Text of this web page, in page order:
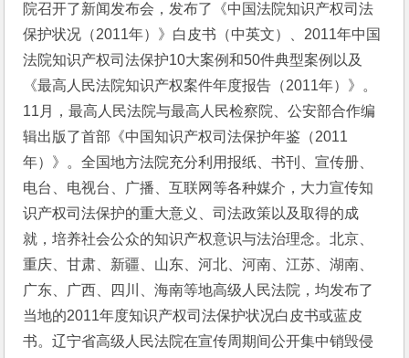
院召开了新闻发布会，发布了《中国法院知识产权司法
保护状况（2011年）》白皮书（中英文）、2011年中国
法院知识产权司法保护10大案例和50件典型案例以及
《最高人民法院知识产权案件年度报告（2011年）》。
11月，最高人民法院与最高人民检察院、公安部合作编
辑出版了首部《中国知识产权司法保护年鉴（2011
年）》。全国地方法院充分利用报纸、书刊、宣传册、
电台、电视台、广播、互联网等各种媒介，大力宣传知
识产权司法保护的重大意义、司法政策以及取得的成
就，培养社会公众的知识产权意识与法治理念。北京、
重庆、甘肃、新疆、山东、河北、河南、江苏、湖南、
广东、广西、四川、海南等地高级人民法院，均发布了
当地的2011年度知识产权司法保护状况白皮书或蓝皮
书。辽宁省高级人民法院在宣传周期间公开集中销毁侵